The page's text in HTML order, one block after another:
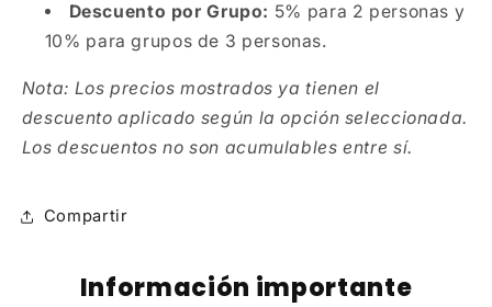
Descuento por Grupo: 5% para 2 personas y
10% para grupos de 3 personas.
Nota: Los precios mostrados ya tienen el
descuento aplicado según la opción seleccionada.
Los descuentos no son acumulables entre sí.
Compartir
Información importante